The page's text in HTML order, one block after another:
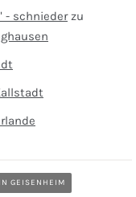
- schniederzu
GEISENHEIM